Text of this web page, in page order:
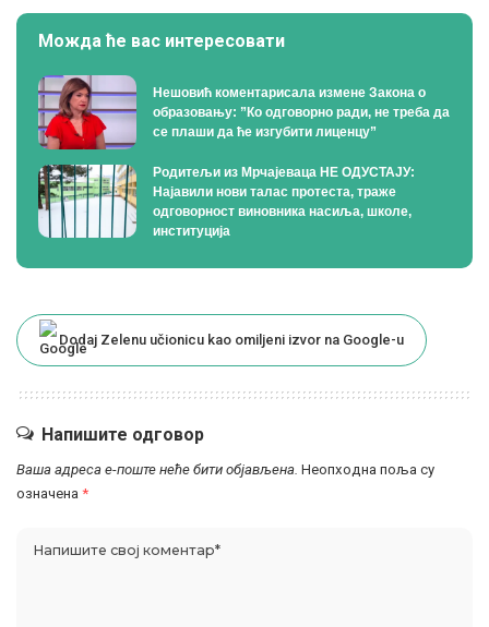
Можда ће вас интересовати
Нешовић коментарисала измене Закона о
образовању: ”Ко одговорно ради, не треба да
се плаши да ће изгубити лиценцу”
Родитељи из Мрчајеваца НЕ ОДУСТАЈУ:
Најавили нови талас протеста, траже
одговорност виновника насиља, школе,
институција
Dodaj Zelenu učionicu kao omiljeni izvor na Google-u
Напишите одговор
Ваша адреса е-поште неће бити објављена. Неопходна поља су
означена *